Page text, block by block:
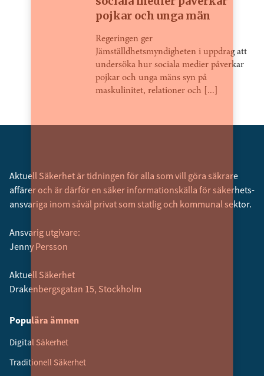
pojkar och unga män
Regeringen ger
Jämställdhetsmyndigheten i uppdrag att
undersöka hur sociala medier påverkar
pojkar och unga mäns syn på
maskulinitet, relationer och [...]
Aktuell Säkerhet är tidningen för alla som vill göra säkrare
affärer och är därför en säker informationskälla för säkerhets­
ansvariga inom såväl privat som statlig och kommunal sektor.
Ansvarig utgivare:
Jenny Persson
Aktuell Säkerhet
Drakenbergsgatan 15, Stockholm
Populära ämnen
Digital Säkerhet
Traditionell Säkerhet